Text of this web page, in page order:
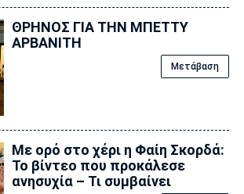
ΘΡΗΝΟΣ ΓΙΑ ΤΗΝ ΜΠΕΤΤΥ
ΑΡΒΑΝΙΤΗ
Μετάβαση
Με ορό στο χέρι η Φαίη Σκορδά:
Το βίντεο που προκάλεσε
ανησυχία – Τι συμβαίνει